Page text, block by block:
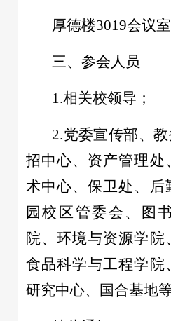
厚德楼3019会议室
三、参会人员
1.相关校领导；
2.党委宣传部、
招中心、资产管理处
术中心、保卫处、后
园校区管委会、图
院、环境与资源学院
食品科学与工程学院
研究中心、国合基地